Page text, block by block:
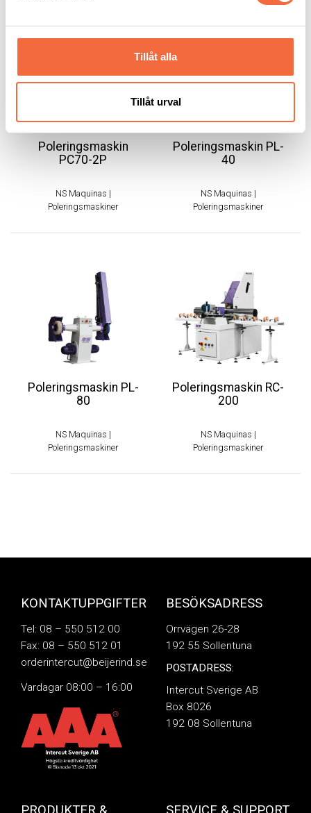
Tillåt alla
Tillåt urval
Poleringsmaskin
PC70-2P
NS Maquinas |
Poleringsmaskiner
Poleringsmaskin PL-
40
NS Maquinas |
Poleringsmaskiner
Poleringsmaskin PL-
80
NS Maquinas |
Poleringsmaskiner
Poleringsmaskin RC-
200
NS Maquinas |
Poleringsmaskiner
KONTAKTUPPGIFTER
Tel: 08 – 550 512 00
Fax: 08 – 550 512 01
orderintercut@beijerind.se
Vardagar 08:00 – 16:00
BESÖKSADRESS
Orrvägen 26-28
192 55 Sollentuna
POSTADRESS:
Intercut Sverige AB
Box 8026
192 08 Sollentuna